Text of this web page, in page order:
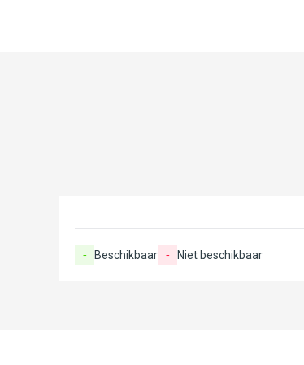
- Beschikbaar - Niet beschikbaar